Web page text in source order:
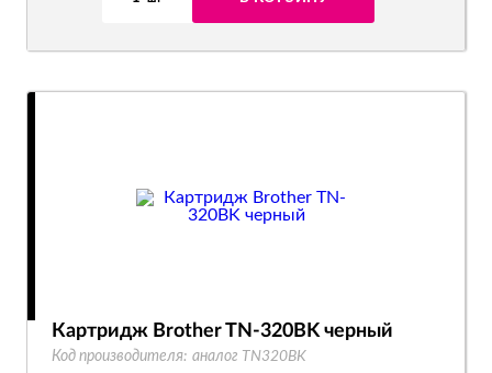
Картридж Brother TN-320BK черный
Код производителя: аналог TN320BK